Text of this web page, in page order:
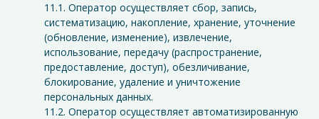
11.1. Оператор осуществляет сбор, запись,
систематизацию, накопление, хранение, уточнение
(обновление, изменение), извлечение,
использование, передачу (распространение,
предоставление, доступ), обезличивание,
блокирование, удаление и уничтожение
персональных данных.
11.2. Оператор осуществляет автоматизированную